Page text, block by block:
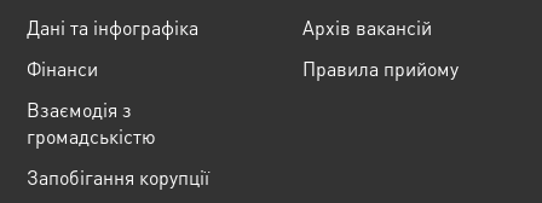
Дані та інфографіка
Фінанси
Взаємодія з
громадськістю
Запобігання корупції
Архів вакансій
Правила прийому